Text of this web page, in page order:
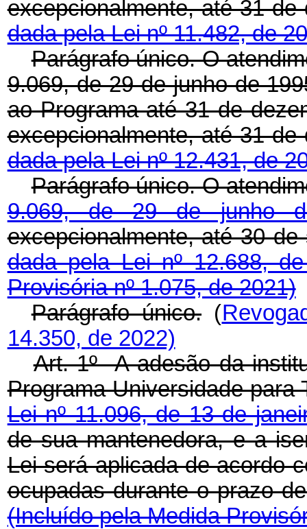
excepcionalmente, até
dada pela Lei nº 11.482, de
Parágrafo único. O
9.069, de 29 de junho de
ao Programa até 31 de
excepcionalmente, até
dada pela Lei nº 12.431, de
Parágrafo único. O
9.069, de 29 de junho
excepcionalmente, até
dada pela Lei nº 12.688,
Provisória nº 1.075, de 2021)
Parágrafo único. (
14.350, de 2022)
Art. 1º A adesão da
Programa Universidade para
Lei nº 11.096, de 13 de
de sua mantenedora, e a
Lei será aplicada de acordo
ocupadas durante o
(Incluído pela Medida